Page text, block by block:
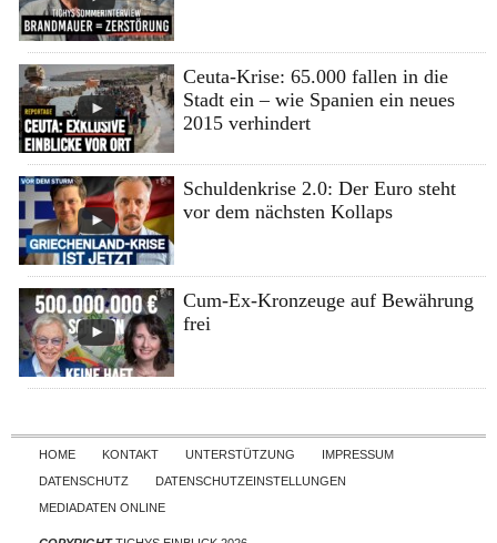
Ceuta-Krise: 65.000 fallen in die
Stadt ein – wie Spanien ein neues
2015 verhindert
Schuldenkrise 2.0: Der Euro steht
vor dem nächsten Kollaps
Cum-Ex-Kronzeuge auf Bewährung
frei
Skip to content
HOME KONTAKT UNTERSTÜTZUNG
IMPRESSUM
DATENSCHUTZ
DATENSCHUTZEINSTELLUNGEN
MEDIADATEN ONLINE